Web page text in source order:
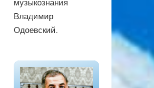
музыкознания
Владимир
Одоевский.